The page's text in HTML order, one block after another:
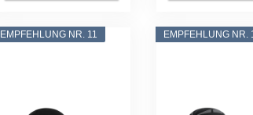
EMPFEHLUNG NR. 11 EMPFEHLUNG NR.